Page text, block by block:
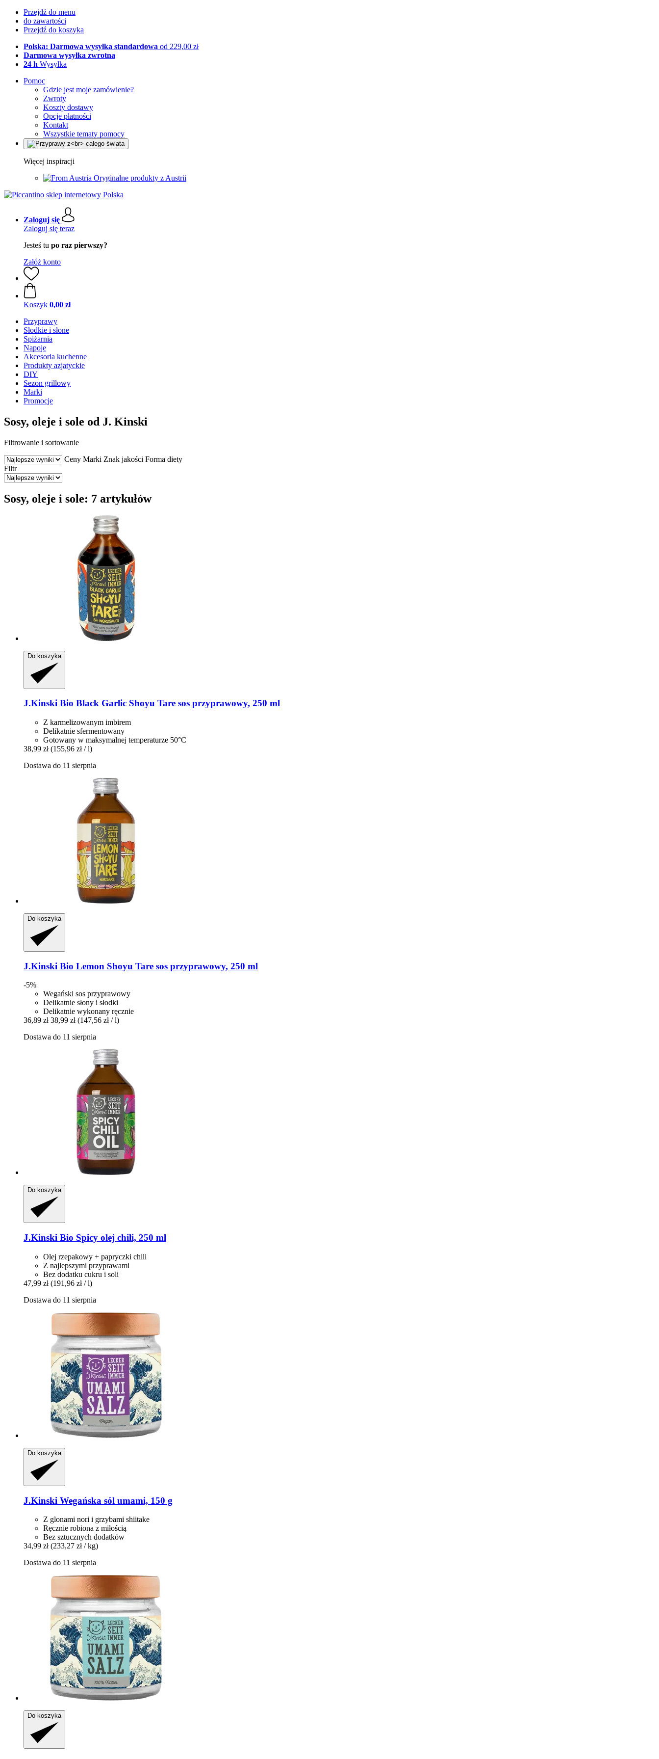
Przejdź do menu
do zawartości
Przejdź do koszyka
Polska: Darmowa wysyłka standardowa od 229,00 zł
Darmowa wysyłka zwrotna
24 h Wysyłka
Pomoc
Gdzie jest moje zamówienie?
Zwroty
Koszty dostawy
Opcje płatności
Kontakt
Wszystkie tematy pomocy
Więcej inspiracji
Oryginalne produkty z Austrii
Zaloguj się
Zaloguj się teraz
Jesteś tu po raz pierwszy?
Załóż konto
Koszyk 0,00 zł
Przyprawy
Słodkie i słone
Spiżarnia
Napoje
Akcesoria kuchenne
Produkty azjatyckie
DIY
Sezon grillowy
Marki
Promocje
Sosy, oleje i sole od J. Kinski
Filtrowanie i sortowanie
Ceny Marki Znak jakości Forma diety
Filtr
Sosy, oleje i sole: 7 artykułów
Do koszyka
J.Kinski Bio Black Garlic Shoyu Tare sos przyprawowy, 250 ml
Z karmelizowanym imbirem
Delikatnie sfermentowany
Gotowany w maksymalnej temperaturze 50°C
38,99 zł (155,96 zł / l)
Dostawa do 11 sierpnia
Do koszyka
J.Kinski Bio Lemon Shoyu Tare sos przyprawowy, 250 ml
-5%
Wegański sos przyprawowy
Delikatnie słony i słodki
Delikatnie wykonany ręcznie
36,89 zł 38,99 zł (147,56 zł / l)
Dostawa do 11 sierpnia
Do koszyka
J.Kinski Bio Spicy olej chili, 250 ml
Olej rzepakowy + papryczki chili
Z najlepszymi przyprawami
Bez dodatku cukru i soli
47,99 zł (191,96 zł / l)
Dostawa do 11 sierpnia
Do koszyka
J.Kinski Wegańska sól umami, 150 g
Z glonami nori i grzybami shiitake
Ręcznie robiona z miłością
Bez sztucznych dodatków
34,99 zł (233,27 zł / kg)
Dostawa do 11 sierpnia
Do koszyka